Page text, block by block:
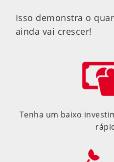
Isso demonstra o
ainda vai crescer!
Tenha um baixo